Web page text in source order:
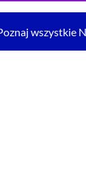
wszystkie